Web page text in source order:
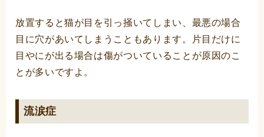
放置すると猫が目を引っ掻いてしまい、最悪の場合
目に穴があいてしまうこともあります。片目だけに
目やにが出る場合は傷がついていることが原因のこ
とが多いですよ。
流涙症